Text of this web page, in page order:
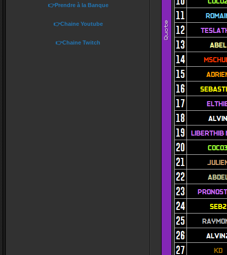
👉Prendre à la Banque
👉Chaine Youtube
👉Chaine Twitch